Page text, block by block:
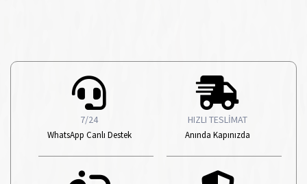
7/24
WhatsApp Canlı Destek
HIZLI TESLİMAT
Anında Kapınızda